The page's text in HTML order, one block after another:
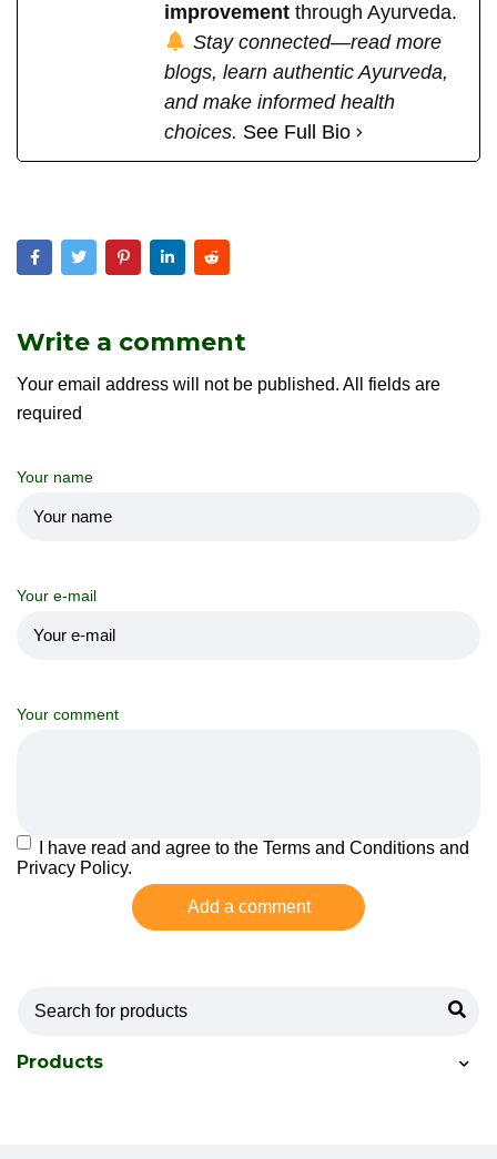
improvement through Ayurveda.
Stay connected—read more
blogs, learn authentic Ayurveda,
and make informed health
choices. See Full Bio
Write a comment
Your email address will not be published. All fields are
required
Your name
Your e-mail
Your comment
I have read and agree to the Terms and Conditions and
Privacy Policy.
Add a comment
Products